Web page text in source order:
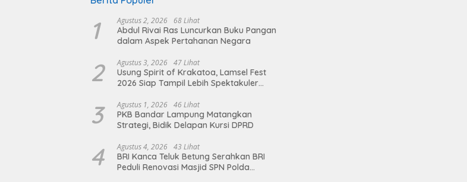
1 Agustus 2, 2026 68 Lihat
Abdul Rivai Ras Luncurkan Buku Pangan
dalam Aspek Pertahanan Negara
2 Agustus 3, 2026 47 Lihat
Usung Spirit of Krakatoa, Lamsel Fest
2026 Siap Tampil Lebih Spektakuler
Artis Ibu Kota
3 Agustus 1, 2026 46 Lihat
PKB Bandar Lampung Matangkan
Strategi, Bidik Delapan Kursi DPRD
4 Agustus 4, 2026 43 Lihat
BRI Kanca Teluk Betung Serahkan BRI
Peduli Renovasi Masjid SPN Polda